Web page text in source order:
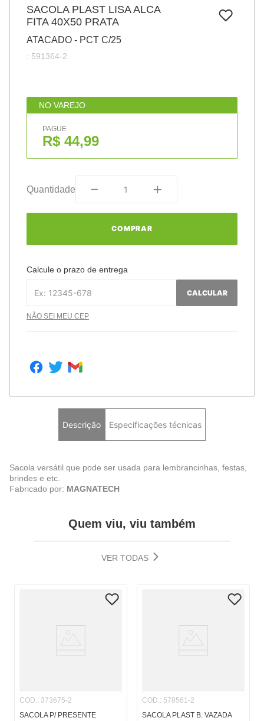
SACOLA PLAST LISA ALCA
FITA 40X50 PRATA
ATACADO - PCT C/25
: 591364-2
NO VAREJO
PAGUE
R$ 44,99
Quantidade
COMPRAR
Calcule o prazo de entrega
CALCULAR
NÃO SEI MEU CEP
Descrição Especificações técnicas
Sacola versátil que pode ser usada para lembrancinhas, festas,
brindes e etc.
Fabricado por: MAGNATECH
Quem viu, viu também
VER TODAS
COD.: 373675-2
SACOLA P/ PRESENTE
COD.: 578561-2
SACOLA PLAST B. VAZADA
papel